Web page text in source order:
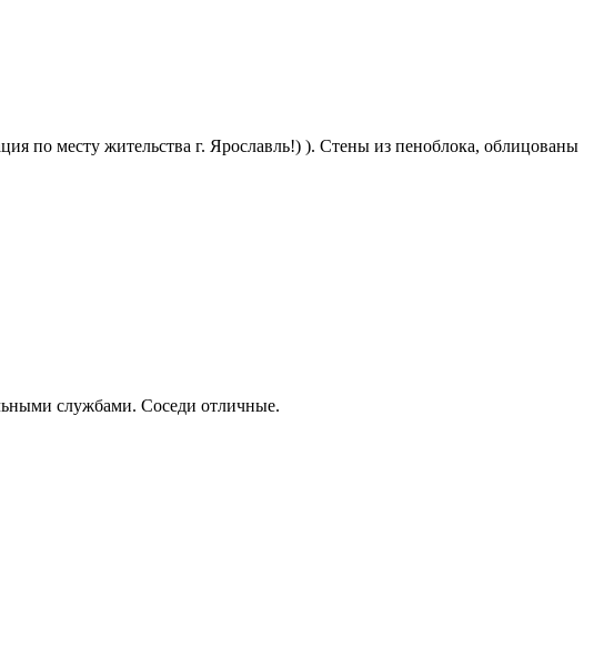
по месту жительства г. Ярославль!) ). Стены из пеноблока, облицованы
службами. Соседи отличные.